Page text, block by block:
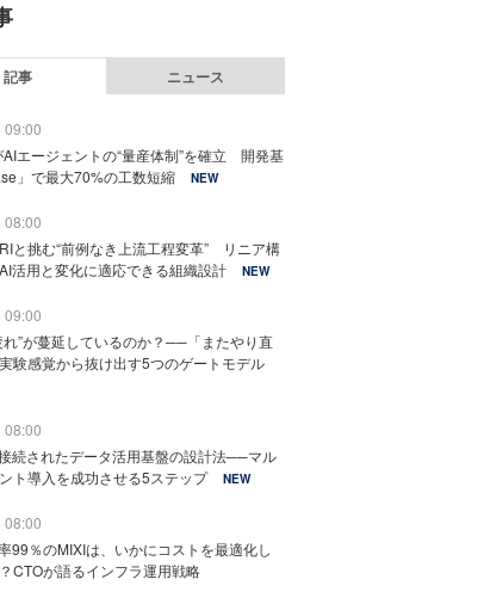
記事 ニュース
09:00
AIエージェントの“量産体制”を確立 開発基
」で最大70%の工数短縮
NEW
08:00
と挑む“前例なき上流工程変革” リニア構
活用と変化に適応できる組織設計
NEW
09:00
れ”が蔓延しているのか？──「またやり直
験感覚から抜け出す5つのゲートモデル
08:00
続されたデータ活用基盤の設計法──マル
ト導入を成功させる5ステップ
NEW
08:00
99％のMIXIは、いかにコストを最適化し
CTOが語るインフラ運用戦略